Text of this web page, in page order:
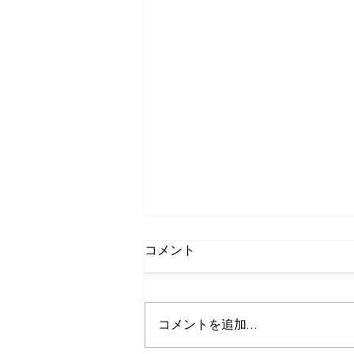
新しいコンデジ購入！
コメント
コメントを追加…